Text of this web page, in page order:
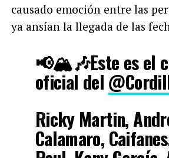
causado emoción entre las
ya ansían la llegada de las
📢🏔️🎶Este es el
oficial del
Ricky Martin,
Calamaro,